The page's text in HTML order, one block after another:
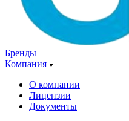
Бренды
Компания
О компании
Лицензии
Документы